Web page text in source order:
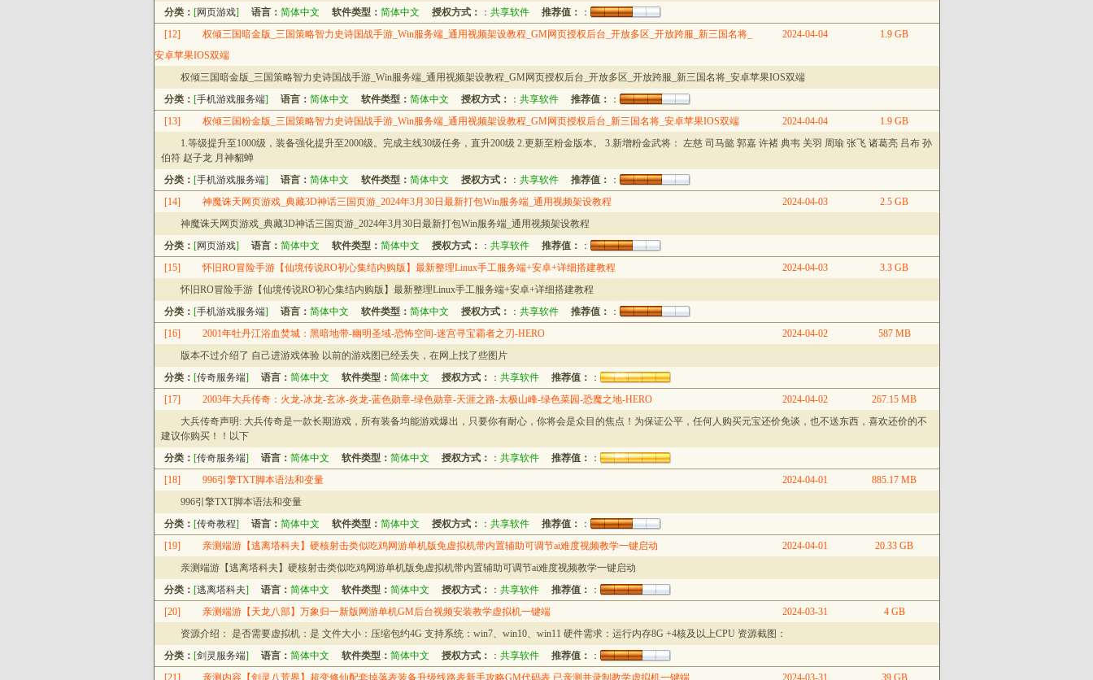
分类： [网页游戏] 语言： 简体中文 软件类型： 简体中文 授权方式： ： 共享软件 推荐值：
：
1.9 GB
2024-04-04
[12]
权倾三国暗金版_三国策略智力史诗国战手游_Win服务端_通用视频架设教程_GM网页授权后台_开放多区_开放跨服_新三国名将_
安卓苹果IOS双端
权倾三国暗金版_三国策略智力史诗国战手游_Win服务端_通用视频架设教程_GM网页授权后台_开放多区_开放跨服_新三国名将_安卓苹果IOS双端
分类： [手机游戏服务端] 语言： 简体中文 软件类型： 简体中文 授权方式： ： 共享软件 推荐值：
：
1.9 GB
2024-04-04
[13]
权倾三国粉金版_三国策略智力史诗国战手游_Win服务端_通用视频架设教程_GM网页授权后台_新三国名将_安卓苹果IOS双端
1.等级提升至1000级，装备强化提升至2000级。完成主线30级任务，直升200级 2.更新至粉金版本。 3.新增粉金武将： 左慈 司马懿 郭嘉 许褚 典韦 关羽 周瑜 张飞 诸葛亮 吕布 孙
伯符 赵子龙 月神貂蝉
分类： [手机游戏服务端] 语言： 简体中文 软件类型： 简体中文 授权方式： ： 共享软件 推荐值：
：
2.5 GB
2024-04-03
[14]
神魔诛天网页游戏_典藏3D神话三国页游_2024年3月30日最新打包Win服务端_通用视频架设教程
神魔诛天网页游戏_典藏3D神话三国页游_2024年3月30日最新打包Win服务端_通用视频架设教程
分类： [网页游戏] 语言： 简体中文 软件类型： 简体中文 授权方式： ： 共享软件 推荐值：
：
3.3 GB
2024-04-03
[15]
怀旧RO冒险手游【仙境传说RO初心集结内购版】最新整理Linux手工服务端+安卓+详细搭建教程
怀旧RO冒险手游【仙境传说RO初心集结内购版】最新整理Linux手工服务端+安卓+详细搭建教程
分类： [手机游戏服务端] 语言： 简体中文 软件类型： 简体中文 授权方式： ： 共享软件 推荐值：
：
587 MB
2024-04-02
[16]
2001年牡丹江浴血焚城：黑暗地带-幽明圣域-恐怖空间-迷宫寻宝霸者之刃-HERO
版本不过介绍了 自己进游戏体验 以前的游戏图已经丢失，在网上找了些图片
分类： [传奇服务端] 语言： 简体中文 软件类型： 简体中文 授权方式： ： 共享软件 推荐值：
：
267.15 MB
2024-04-02
[17]
2003年大兵传奇：火龙-冰龙-玄冰-炎龙-蓝色勋章-绿色勋章-天涯之路-太极山峰-绿色菜园-恐魔之地-HERO
大兵传奇声明: 大兵传奇是一款长期游戏，所有装备均能游戏爆出，只要你有耐心，你将会是众目的焦点！为保证公平，任何人购买元宝还价免谈，也不送东西，喜欢还价的不
建议你购买！！以下
分类： [传奇服务端] 语言： 简体中文 软件类型： 简体中文 授权方式： ： 共享软件 推荐值：
：
885.17 MB
2024-04-01
[18]
996引擎TXT脚本语法和变量
996引擎TXT脚本语法和变量
分类： [传奇教程] 语言： 简体中文 软件类型： 简体中文 授权方式： ： 共享软件 推荐值：
：
20.33 GB
2024-04-01
[19]
亲测端游【逃离塔科夫】硬核射击类似吃鸡网游单机版免虚拟机带内置辅助可调节ai难度视频教学一键启动
亲测端游【逃离塔科夫】硬核射击类似吃鸡网游单机版免虚拟机带内置辅助可调节ai难度视频教学一键启动
分类： [逃离塔科夫] 语言： 简体中文 软件类型： 简体中文 授权方式： ： 共享软件 推荐值：
：
4 GB
2024-03-31
[20]
亲测端游【天龙八部】万象归一新版网游单机GM后台视频安装教学虚拟机一键端
资源介绍： 是否需要虚拟机：是 文件大小：压缩包约4G 支持系统：win7、win10、win11 硬件需求：运行内存8G +4核及以上CPU 资源截图：
分类： [剑灵服务端] 语言： 简体中文 软件类型： 简体中文 授权方式： ： 共享软件 推荐值：
：
39 GB
2024-03-31
[21] 亲测内容【剑灵八荒界】超变修仙配套掉落表装备升级线路表新手攻略GM代码表 已亲测并录制教学虚拟机一键端